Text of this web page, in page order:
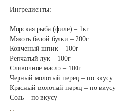
Ингредиенты:
Морская рыба (филе) – 1кг
Мякоть белой булки – 200г
Копченый шпик – 100г
Репчатый лук – 100г
Сливочное масло – 100г
Черный молотый перец – по вкусу
Красный молотый перец – по вкусу
Соль – по вкусу